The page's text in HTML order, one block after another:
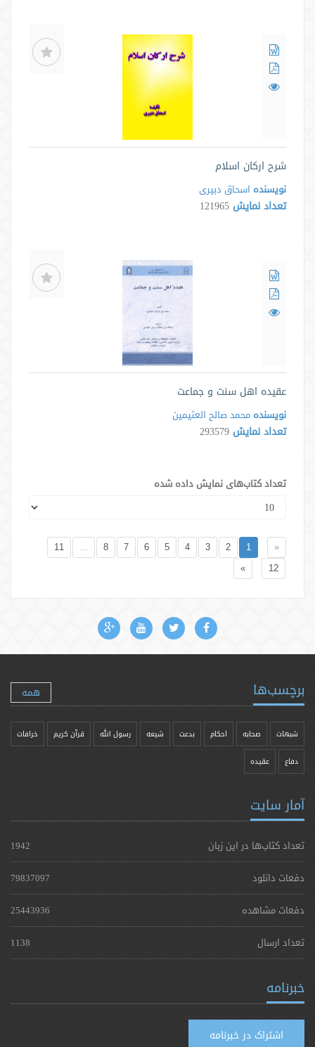
شرح ارکان اسلام
نویسنده اسحاق دبیری
تعداد نمایش 121965
عقیده اهل سنت و جماعت
نویسنده محمد صالح العثیمین
تعداد نمایش 293579
تعداد کتاب‌های نمایش داده شده
«
1
2
3
4
5
6
7
8
...
11
12
»
برچسب‌ها همه
شبهات صحابه احکام بدعت شیعه رسول الله قرآن کریم خرافات
دفاع عقیده
آمار سایت
تعداد کتاب‌ها در این زبان
1942
دفعات دانلود
79837097
دفعات مشاهده
25443936
تعداد ارسال
1138
خبرنامه
اشتراک در خبرنامه